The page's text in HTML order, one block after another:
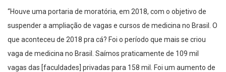
“Houve uma portaria de moratória, em 2018, com o objetivo de
suspender a ampliação de vagas e cursos de medicina no Brasil. O
que aconteceu de 2018 pra cá? Foi o período que mais se criou
vaga de medicina no Brasil. Saímos praticamente de 109 mil
vagas das [faculdades] privadas para 158 mil. Foi um aumento de